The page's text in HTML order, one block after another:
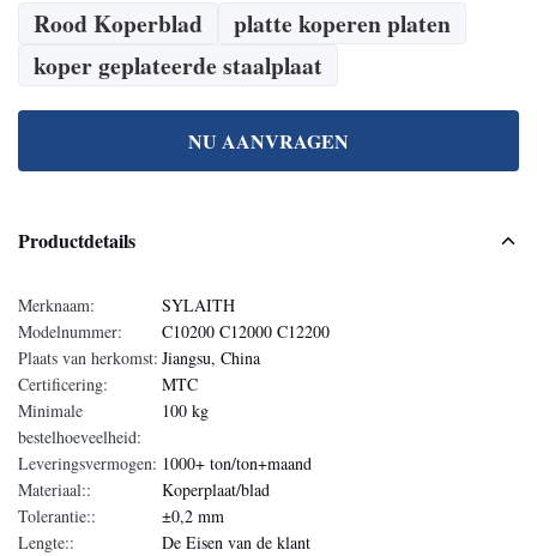
Rood Koperblad
platte koperen platen
koper geplateerde staalplaat
NU AANVRAGEN
Productdetails
Merknaam:
SYLAITH
Modelnummer:
C10200 C12000 C12200
Plaats van herkomst: Jiangsu, China
Certificering:
MTC
Minimale
bestelhoeveelheid:
100 kg
Leveringsvermogen: 1000+ ton/ton+maand
Materiaal::
Koperplaat/blad
Tolerantie::
±0,2 mm
Lengte::
De Eisen van de klant